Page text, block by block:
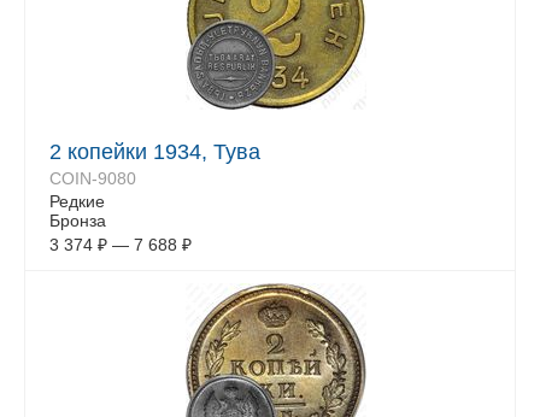
2 копейки 1934, Тува
COIN-9080
Редкие
Бронза
3 374 ₽ — 7 688 ₽